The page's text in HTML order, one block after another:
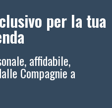
per la tua
affidabile,
Compagnie a